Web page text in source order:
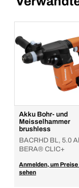
Akku Bohr- und
Meisselhammer
brushless
BACRHD BL, 5.0
BERA® CLIC+
Anmelden, um Preise
sehen